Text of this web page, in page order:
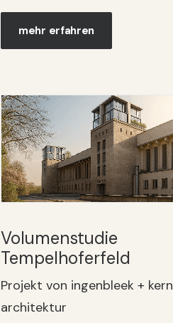
mehr erfahren
Volumenstudie
Tempelhoferfeld
Projekt von ingenbleek + kern
architektur